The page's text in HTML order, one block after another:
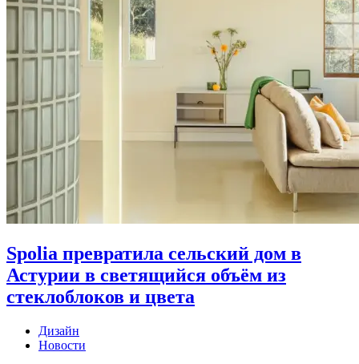
Spolia превратила сельский дом в
Астурии в светящийся объём из
стеклоблоков и цвета
Дизайн
Новости